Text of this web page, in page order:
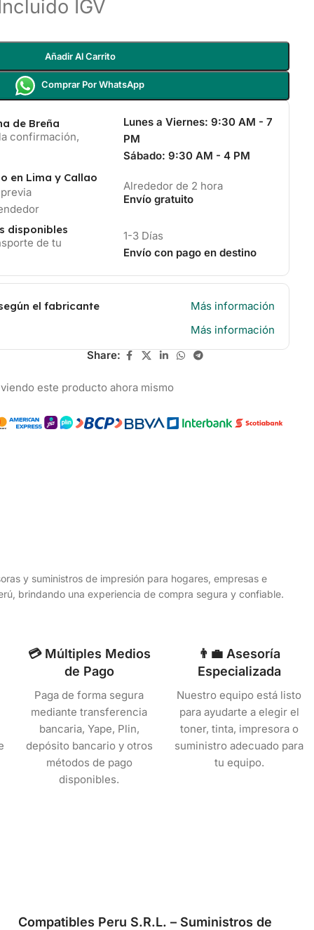
IGV
Añadir Al Carrito
Comprar Por WhatsApp
de Breña
confirmación,
Lunes a Viernes: 9:30 AM - 7
PM
Sábado: 9:30 AM - 4 PM
en Lima y Callao
Alrededor de 2 hora
Envío gratuito
disponibles
de tu
1-3 Días
Envío con pago en destino
el fabricante
Más información
Más información
Share:
este producto ahora mismo
y suministros de impresión para hogares, empresas e
brindando una experiencia de compra segura y confiable.
💳 Múltiples Medios
de Pago
Paga de forma segura
mediante transferencia
bancaria, Yape, Plin,
depósito bancario y otros
métodos de pago
disponibles.
👨‍💼 Asesoría
Especializada
Nuestro equipo está listo
para ayudarte a elegir el
toner, tinta, impresora o
suministro adecuado para
tu equipo.
Compatibles Peru S.R.L. – Suministros de